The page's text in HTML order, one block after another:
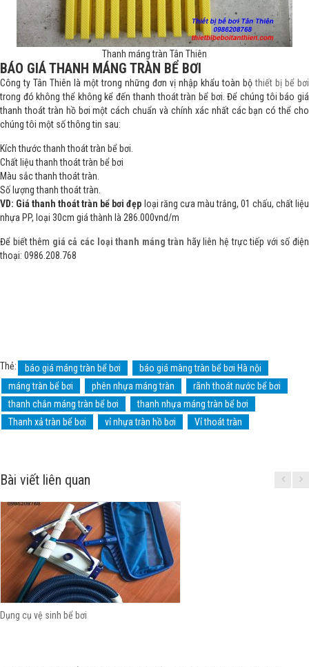
Thanh máng tràn Tân Thiên
BÁO GIÁ THANH MÁNG TRÀN BỂ BƠI
Công ty Tân Thiên là một trong những đơn vị nhập khẩu toàn bộthiết bị bể bơi
trong đó không thể không kể đến thanh thoát tràn bể bơi. Để chúng tôi báo giá
thanh thoát tràn hồ bơi một cách chuẩn và chính xác nhất các bạn có thể cho
chúng tôi một số thông tin sau:
Kích thước thanh thoát tràn bể bơi.
Chất liệu thanh thoát tràn bể bơi
Màu sắc thanh thoát tràn.
Số lượng thanh thoát tràn.
VD: Giá thanh thoát tràn bể bơi đẹp loại răng cưa màu trắng, 01 chấu, chất liệu
nhựa PP, loại 30cm giá thành là 286.000vnd/m
Để biết thêm giá cả các loại thanh máng tràn hãy liên hệ trực tiếp với số điện
thoại: 0986.208.768
Thẻ: báo giá máng tràn bể bơi
báo giá màng tràn bể bơi Hà nội
máng tràn bể bơi
phên nhựa máng tràn
rãnh thoát nước bể bơi
thanh chắn máng tràn bể bơi
thanh nhựa máng tràn bể bơi
Thanh xả tràn bể bơi
vỉ nhựa tràn hồ bơi Vỉ thoát tràn
Bài viết liên quan
Dụng cụ vệ sinh bể bơi